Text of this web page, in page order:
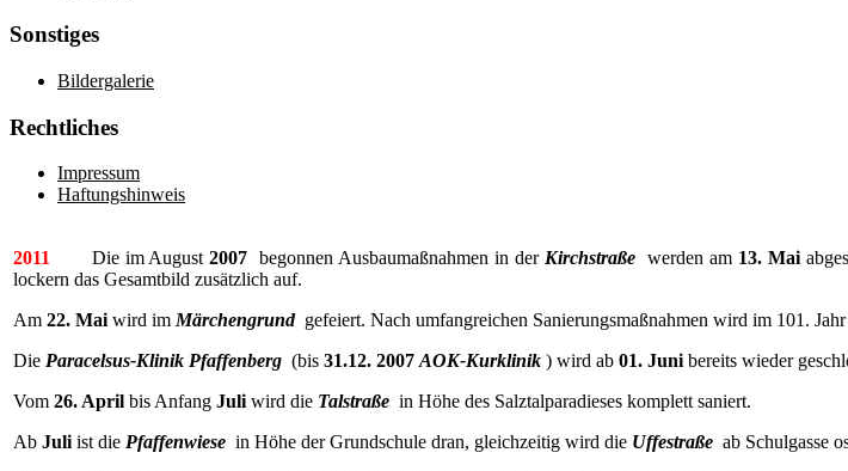
Sonstiges
Bildergalerie
Rechtliches
Impressum
Haftungshinweis
2011 Die im August2007 begonnen Ausbaumaßnahmen in der Kirchstraße werden am 13. Mai
lockern das Gesamtbild zusätzlich auf.
Am 22. Mai wird im Märchengrund gefeiert. Nach umfangreichen Sanierungsmaßnahmen wird im 101.
Die Paracelsus-Klinik Pfaffenberg (bis 31.12. 2007 AOK-Kurklinik ) wird ab 01. Juni bereits wieder
Vom 26. April bis Anfang Juli wird die Talstraße in Höhe des Salztalparadieses komplett saniert.
Ab Juli ist die Pfaffenwiese in Höhe der Grundschule dran, gleichzeitig wird die Uffestraße ab Schulgasse